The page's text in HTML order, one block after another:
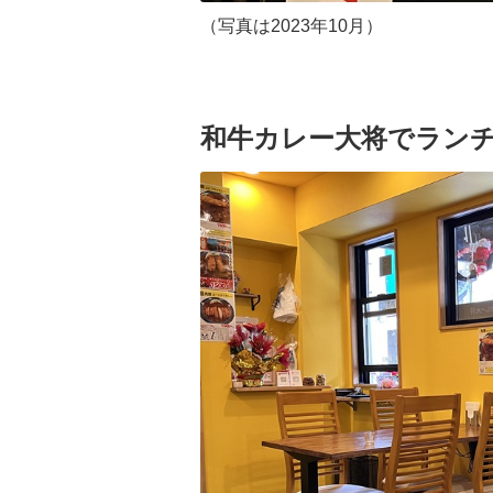
（写真は2023年10月）
和牛カレー大将でラン